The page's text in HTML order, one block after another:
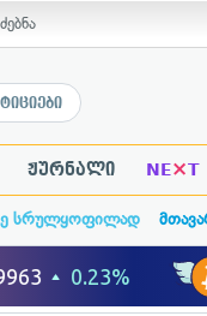
ძებნა
ჟურნალი NE×T
სრულყოფილად